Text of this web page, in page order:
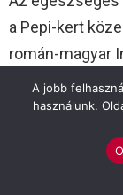
a Pepi-kert
román-magyar
egyebek
sétány a
viseli, a
án, egy
A jobb
használunk.